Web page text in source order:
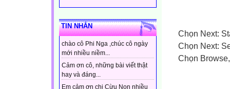
TIN NHẮN
chào cô Phi Nga ,chúc cô ngày
mới nhiều niềm...
Cảm ơn cô, những bài viết thật
hay và đáng...
Em cảm ơn chị Cừu Non nhiều
Chọn Next:
Chọn Next:
Chọn Browse,